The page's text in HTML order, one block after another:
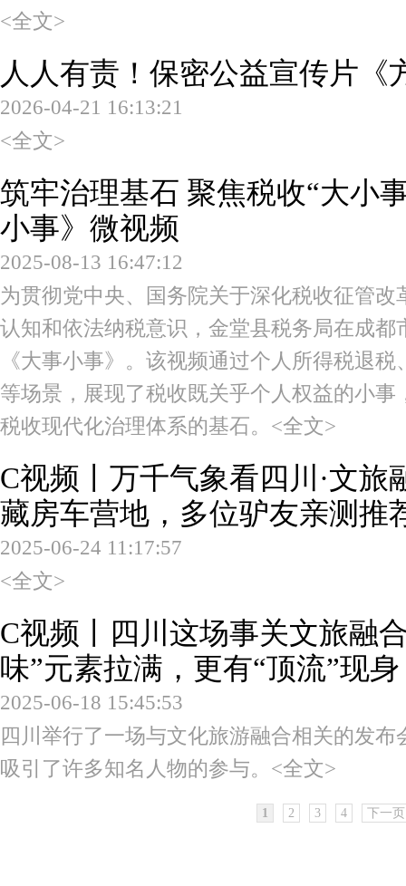
<全文>
人人有责！保密公益宣传片《
2026-04-21 16:13:21
<全文>
筑牢治理基石 聚焦税收“大小
小事》微视频
2025-08-13 16:47:12
为贯彻党中央、国务院关于深化税收征管
认知和依法纳税意识，金堂县税务局在成
《大事小事》。该视频通过个人所得税退
等场景，展现了税收既关乎个人权益的小
税收现代化治理体系的基石。 <全文>
C视频丨万千气象看四川·文旅
藏房车营地，多位驴友亲测推
2025-06-24 11:17:57
<全文>
C视频丨四川这场事关文旅融
味”元素拉满，更有“顶流”现身
2025-06-18 15:45:53
四川举行了一场与文化旅游融合相关的发
吸引了许多知名人物的参与。 <全文>
1 2 3 4 下一页